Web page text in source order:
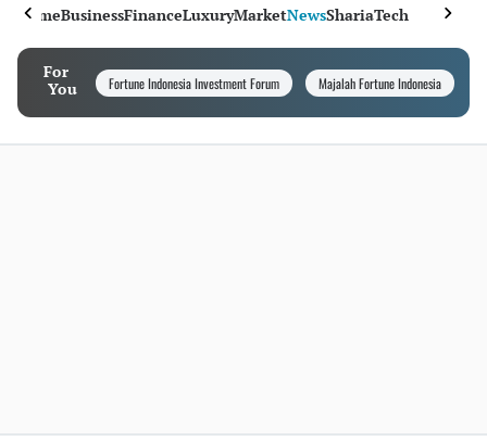
HomeBusinessFinanceLuxuryMarketNewsShariaTech
For
You
Fortune Indonesia Investment Forum Majalah Fortune Indonesia